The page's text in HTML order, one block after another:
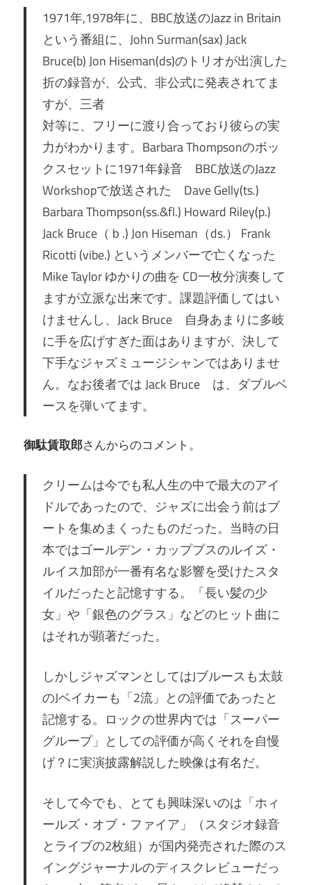
1971年,1978年に、BBC放送のJazz in Britain
という番組に、John Surman(sax) Jack
Bruce(b) Jon Hiseman(ds)のトリオが出演した
折の録音が、公式、非公式に発表されてま
すが、三者
対等に、フリーに渡り合っており彼らの実
力がわかります。Barbara Thompsonのボッ
クスセットに1971年録音 BBC放送のJazz
Workshopで放送された Dave Gelly(ts.)
Barbara Thompson(ss.&fl.) Howard Riley(p.)
Jack Bruce（ｂ.) Jon Hiseman（ds.） Frank
Ricotti (vibe.) というメンバーで亡くなった
Mike Taylor ゆかりの曲を CD一枚分演奏して
ますが立派な出来です。課題評価してはい
けませんし、Jack Bruce 自身あまりに多岐
に手を広げすぎた面はありますが、決して
下手なジャズミュージシャンではありませ
ん。なお後者では Jack Bruce は、ダブルベ
ースを弾いてます。
御駄賃取郎さんからのコメント。
クリームは今でも私人生の中で最大のアイ
ドルであったので、ジャズに出会う前はブ
ートを集めまくったものだった。当時の日
本ではゴールデン・カッププスのルイズ・
ルイス加部が一番有名な影響を受けたスタ
イルだったと記憶すする。「長い髪の少
女」や「銀色のグラス」などのヒット曲に
はそれが顕著だった。
しかしジャズマンとしてはJブルースも太鼓
のJベイカーも「2流」との評価であったと
記憶する。ロックの世界内では「スーパー
グループ」としての評価が高くそれを自慢
げ？に実演披露解説した映像は有名だ。
そして今でも、とても興味深いのは「ホィ
ールズ・オブ・ファイア」（スタジオ録音
とライブの2枚組）が国内発売された際のス
イングジャーナルのディスクレビューだっ